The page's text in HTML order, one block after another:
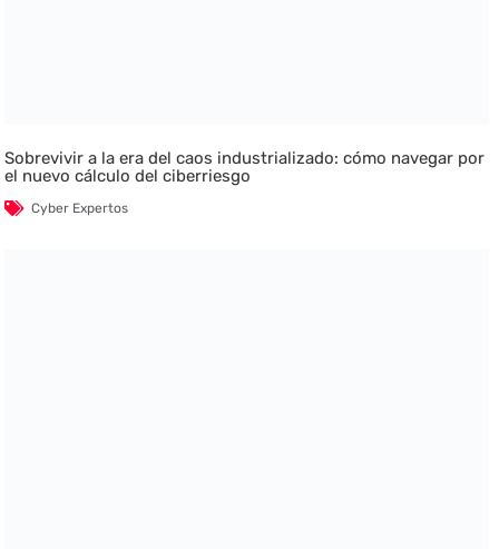
Sobrevivir a la era del caos industrializado: cómo navegar por
el nuevo cálculo del ciberriesgo
Cyber Expertos